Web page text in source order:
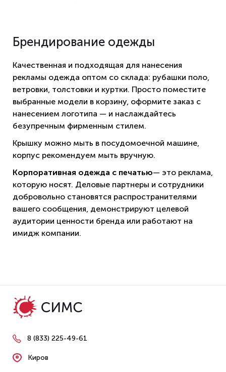
Брендирование одежды
Качественная и подходящая для нанесения
рекламы одежда оптом со склада: рубашки поло,
ветровки, толстовки и куртки. Просто поместите
выбранные модели в корзину, оформите заказ с
нанесением логотипа — и наслаждайтесь
безупречным фирменным стилем.
Крышку можно мыть в посудомоечной машине,
корпус рекомендуем мыть вручную.
Корпоративная одежда с печатью— это реклама,
которую носят. Деловые партнеры и сотрудники
добровольно становятся распространителями
вашего сообщения, демонстрируют целевой
аудитории ценности бренда или работают на
имидж компании.
8 (833) 225-49-61
Киров